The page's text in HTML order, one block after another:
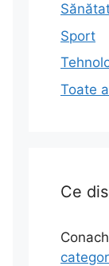
Sport
Toate
Ce